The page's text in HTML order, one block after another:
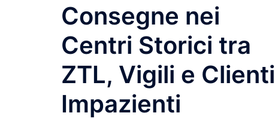
Consegne nei
Centri Storici tra
ZTL, Vigili e Clienti
Impazienti